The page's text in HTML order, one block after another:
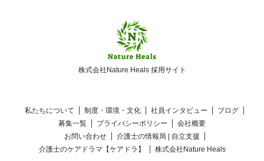
株式会社Nature Heals 採用サイト
私たちについて 制度・環境・文化 社員インタビュー
ブログ
募集一覧
プライバシーポリシー
会社概要
お問い合わせ
介護士の情報局 | 自立支援
介護士のケアドラマ【ケアドラ】
株式会社Nature Heals